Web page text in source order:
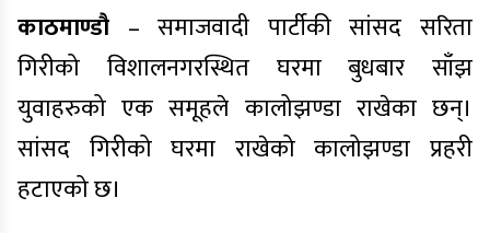
काठमाण्डौ – समाजवादी पार्टीकी सांसद सरिता
गिरीको विशालनगरस्थित घरमा बुधबार साँझ
युवाहरुको एक समूहले कालोझण्डा राखेका छन्।
सांसद गिरीको घरमा राखेको कालोझण्डा प्रहरी
हटाएको छ।